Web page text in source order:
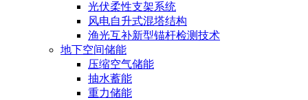
光伏柔性支架系统
风电自升式混塔结构
渔光互补新型锚杆检测技术
地下空间储能
压缩空气储能
抽水蓄能
重力储能